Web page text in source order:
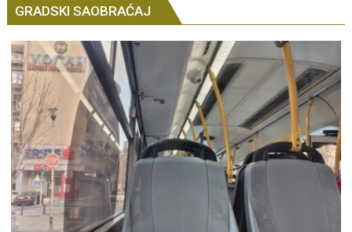
GRADSKI SAOBRAĆAJ